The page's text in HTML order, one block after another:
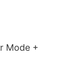
Mode +